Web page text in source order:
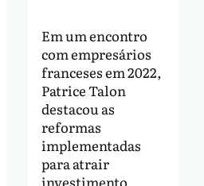
Em um encontro
com empresários
franceses em 2022,
Patrice Talon
destacou as
reformas
implementadas
para atrair
investimento